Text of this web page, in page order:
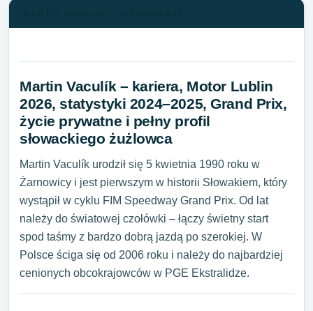
Martin Vaculík – kariera, Motor Lublin
2026, statystyki 2024–2025, Grand Prix,
życie prywatne i pełny profil
słowackiego żużlowca
Martin Vaculík urodził się 5 kwietnia 1990 roku w
Żarnowicy i jest pierwszym w historii Słowakiem, który
wystąpił w cyklu FIM Speedway Grand Prix. Od lat
należy do światowej czołówki – łączy świetny start
spod taśmy z bardzo dobrą jazdą po szerokiej. W
Polsce ściga się od 2006 roku i należy do najbardziej
cenionych obcokrajowców w PGE Ekstralidze.